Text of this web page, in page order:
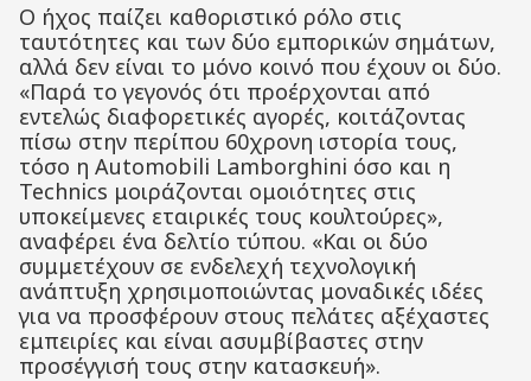
Ο ήχος παίζει καθοριστικό ρόλο στις
ταυτότητες και των δύο εμπορικών σημάτων,
αλλά δεν είναι το μόνο κοινό που έχουν οι δύο.
«Παρά το γεγονός ότι προέρχονται από
εντελώς διαφορετικές αγορές, κοιτάζοντας
πίσω στην περίπου 60χρονη ιστορία τους,
τόσο η Automobili Lamborghini όσο και η
Technics μοιράζονται ομοιότητες στις
υποκείμενες εταιρικές τους κουλτούρες»,
αναφέρει ένα δελτίο τύπου. «Και οι δύο
συμμετέχουν σε ενδελεχή τεχνολογική
ανάπτυξη χρησιμοποιώντας μοναδικές ιδέες
για να προσφέρουν στους πελάτες αξέχαστες
εμπειρίες και είναι ασυμβίβαστες στην
προσέγγισή τους στην κατασκευή».